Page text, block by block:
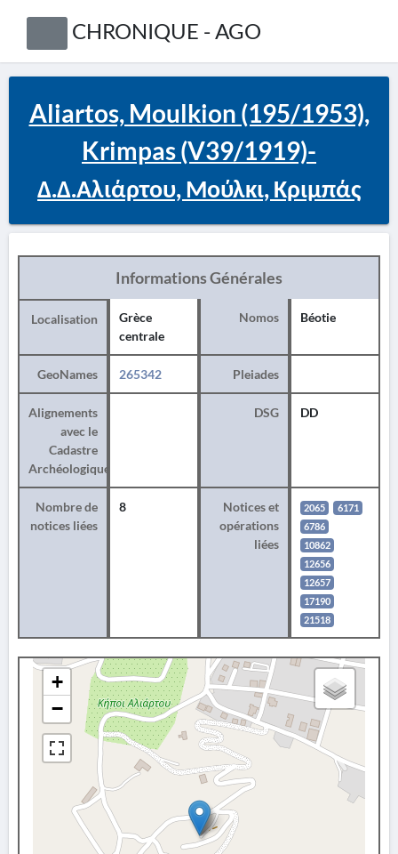
CHRONIQUE - AGO
Aliartos, Moulkion (195/1953),
Krimpas (V39/1919)-
Δ.Δ.Αλιάρτου, Μούλκι, Κριμπάς
Informations Générales
Localisation
Grèce
centrale
Nomos Béotie
GeoNames 265342 Pleiades
Alignements
avec le
Cadastre
Archéologique
DSG DD
Nombre de
notices liées
8
Notices et
opérations
liées
2065
6171
6786
10862
12656
12657
17190
21518
+
−